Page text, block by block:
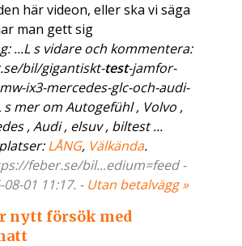
här videon, eller ska vi säga
man gett sig
...L s vidare och kommentera:
bil/gigantiskt-test-jamfor-
ix3-mercedes-glc-och-audi-
s mer om Autogefühl , Volvo ,
, Audi , elsuv , biltest ...
LÅNG, Välkända.
feber.se/bil...edium=feed -
01 11:17. - Utan betalvägg »
nytt försök med